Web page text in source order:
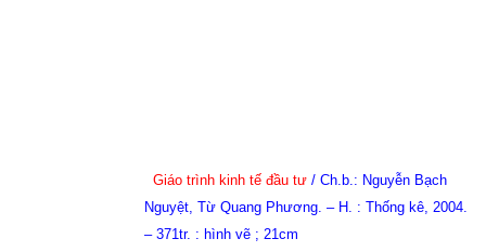
Giáo trình kinh tế đầu tư / Ch.b.: Nguyễn Bạch
Nguyệt, Từ Quang Phương. – H. : Thống kê, 2004.
– 371tr. : hình vẽ ; 21cm